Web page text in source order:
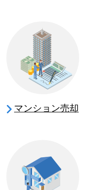
マンション売却